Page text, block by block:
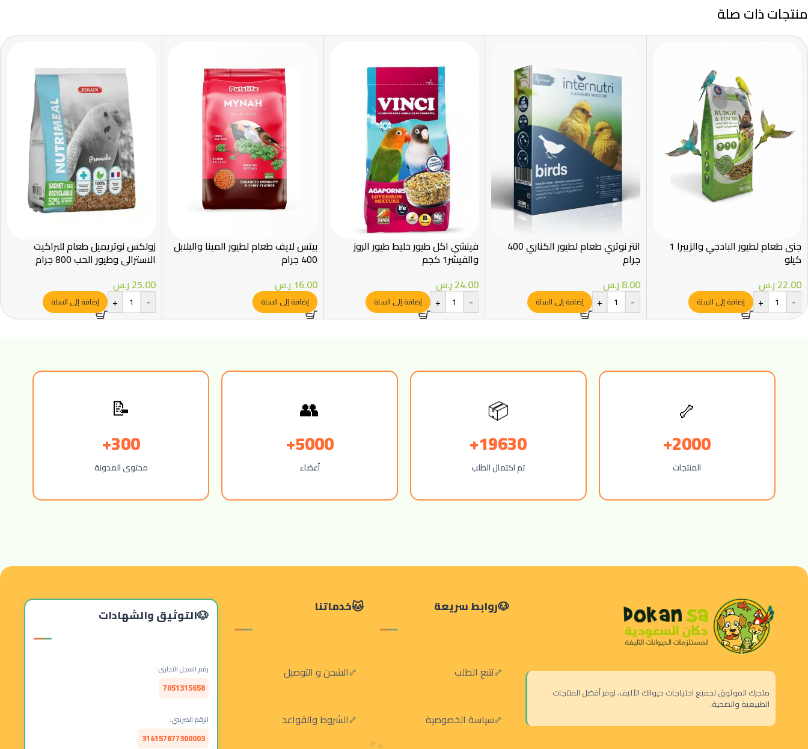
منتجات ذات صلة
جنى طعام لطيور البادجي والزيبرا 1
كيلو
22.00ر.س
-
+ إضافة إلى السلة
انتر نوتري طعام لطيور الكناري 400
جرام
8.00ر.س
-
+ إضافة إلى السلة
فينشي اكل طيور خليط طيور الروز
والفيشر1 كجم
24.00ر.س
-
+ إضافة إلى السلة
بيتس لايف طعام لطيور المينا والبلابل
400 جرام
16.00 ر.س
إضافة إلى السلة
زولكس نوتريميل طعام للبراكيت
الاسترالي وطيور الحب 800 جرام
25.00ر.س
-
+ إضافة إلى السلة
🦴
2000+
المنتجات
📦
19630+
تم اكتمال الطلب
👥
5000+
أعضاء
📝
300+
محتوى المدونة
متجرك الموثوق لجميع احتياجات حيوانك الأليف. نوفر أفضل المنتجات
الطبيعية والصحية.
روابط سريعة
تتبع الطلب
سياسة الخصوصية
خدماتنا
الشحن و التوصيل
الشروط والقواعد
التوثيق والشهادات
رقم السجل التجاري:
7051315658
الرقم الضريبي:
314157877300003